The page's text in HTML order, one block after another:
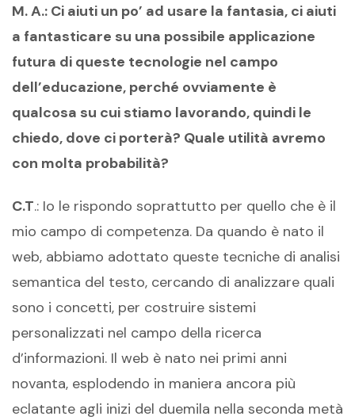
M. A.: Ci aiuti un po’ ad usare la fantasia, ci aiuti
a fantasticare su una possibile applicazione
futura di queste tecnologie nel campo
dell’educazione, perché ovviamente è
qualcosa su cui stiamo lavorando, quindi le
chiedo, dove ci porterà? Quale utilità avremo
con molta probabilità?
C.T.: Io le rispondo soprattutto per quello che è il
mio campo di competenza. Da quando è nato il
web, abbiamo adottato queste tecniche di analisi
semantica del testo, cercando di analizzare quali
sono i concetti, per costruire sistemi
personalizzati nel campo della ricerca
d’informazioni. Il web è nato nei primi anni
novanta, esplodendo in maniera ancora più
eclatante agli inizi del duemila nella seconda metà